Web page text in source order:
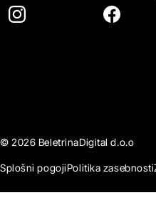
© 2026 BeletrinaDigital d.o.o
Splošni pogojiPolitika zasebnosti